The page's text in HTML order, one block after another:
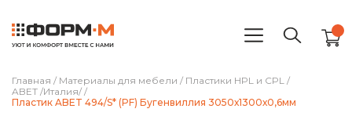
Главная / Материалы для мебели / Пластики HPL и CPL /
ABET /Италия/ /
Пластик ABET 494/S* (PF) Бугенвиллия 3050х1300х0,6мм